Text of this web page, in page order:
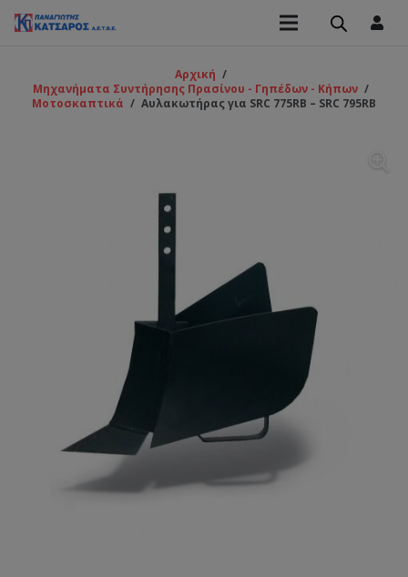
Αρχική /
Μηχανήματα Συντήρησης Πρασίνου - Γηπέδων - Κήπων /
Μοτοσκαπτικά / Αυλακωτήρας για SRC 775RB – SRC 795RB